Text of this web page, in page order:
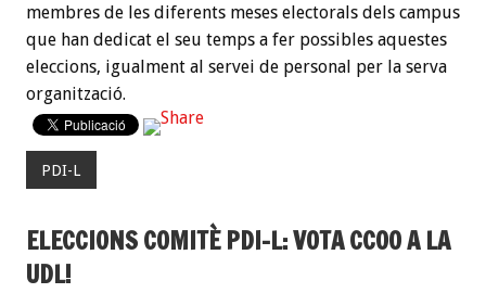
membres de les diferents meses electorals dels campus
que han dedicat el seu temps a fer possibles aquestes
eleccions, igualment al servei de personal per la serva
organització.
PDI-L
ELECCIONS COMITÈ PDI-L: VOTA CCOO A LA
UDL!